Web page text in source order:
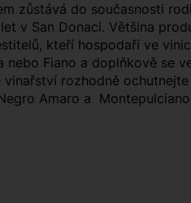
zůstává do současnosti
v San Donaci. Většina
kteří hospodaří ve
Fiano a doplňkově se
rozhodně
Amaro a